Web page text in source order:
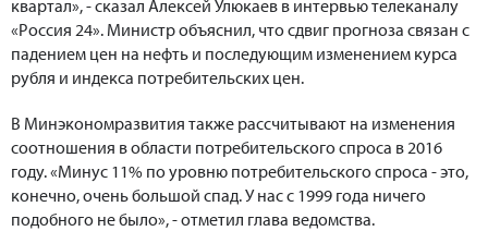
квартал», - сказал Алексей Улюкаев в интервью телеканалу
«Россия 24». Министр объяснил, что сдвиг прогноза связан с
падением цен на нефть и последующим изменением курса
рубля и индекса потребительских цен.
В Минэкономразвития также рассчитывают на изменения
соотношения в области потребительского спроса в 2016
году. «Минус 11% по уровню потребительского спроса - это,
конечно, очень большой спад. У нас с 1999 года ничего
подобного не было», - отметил глава ведомства.